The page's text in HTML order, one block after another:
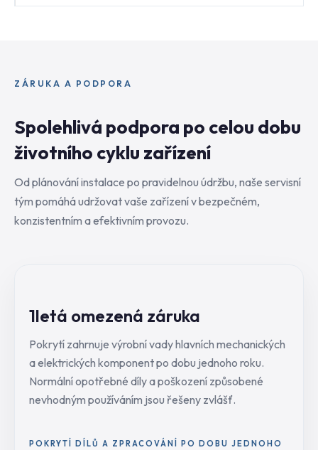
ZÁRUKA A PODPORA
Spolehlivá podpora po celou dobu
životního cyklu zařízení
Od plánování instalace po pravidelnou údržbu, naše servisní
tým pomáhá udržovat vaše zařízení v bezpečném,
konzistentním a efektivním provozu.
1letá omezená záruka
Pokrytí zahrnuje výrobní vady hlavních mechanických
a elektrických komponent po dobu jednoho roku.
Normální opotřebné díly a poškození způsobené
nevhodným používáním jsou řešeny zvlášť.
POKRYTÍ DÍLŮ A ZPRACOVÁNÍ PO DOBU JEDNOHO